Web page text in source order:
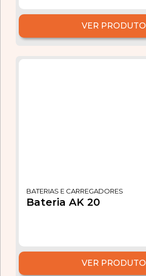
VER PRODUTO
BATERIAS E CARREGADORES
Bateria AK 20
VER PRODUTO